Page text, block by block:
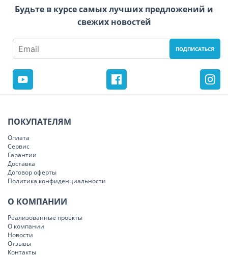
Будьте в курсе самых лучших предложений и
свежих новостей
ПОКУПАТЕЛЯМ
Оплата
Сервис
Гарантии
Доставка
Договор оферты
Политика конфиденциальности
О КОМПАНИИ
Реализованные проекты
О компании
Новости
Отзывы
Контакты